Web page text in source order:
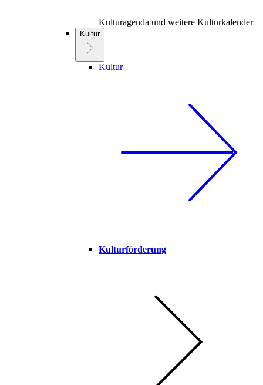
Kulturagenda und weitere Kulturkalender
Kultur
Kultur
Kulturförderung